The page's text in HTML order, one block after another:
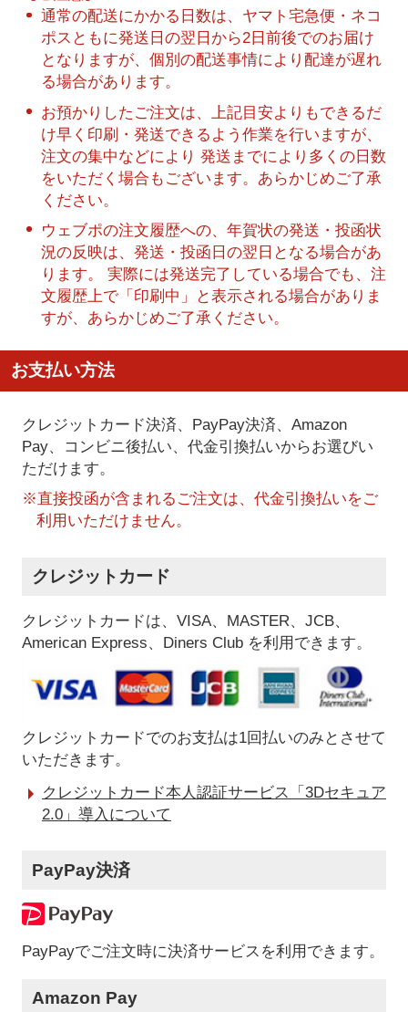
通常の配送にかかる日数は、ヤマト宅急便・ネコ
ポスともに発送日の翌日から2日前後でのお届け
となりますが、個別の配送事情により配達が遅れ
る場合があります。
お預かりしたご注文は、上記目安よりもできるだ
け早く印刷・発送できるよう作業を行いますが、
注文の集中などにより 発送までにより多くの日数
をいただく場合もございます。あらかじめご了承
ください。
ウェブポの注文履歴への、年賀状の発送・投函状
況の反映は、発送・投函日の翌日となる場合があ
ります。 実際には発送完了している場合でも、注
文履歴上で「印刷中」と表示される場合がありま
すが、あらかじめご了承ください。
お支払い方法
クレジットカード決済、PayPay決済、Amazon
Pay、コンビニ後払い、代金引換払いからお選びい
ただけます。
※直接投函が含まれるご注文は、代金引換払いをご
利用いただけません。
クレジットカード
クレジットカードは、VISA、MASTER、JCB、
American Express、Diners Club を利用できます。
クレジットカードでのお支払は1回払いのみとさせて
いただきます。
クレジットカード本人認証サービス「3Dセキュア
2.0」導入について
PayPay決済
PayPayでご注文時に決済サービスを利用できます。
Amazon Pay